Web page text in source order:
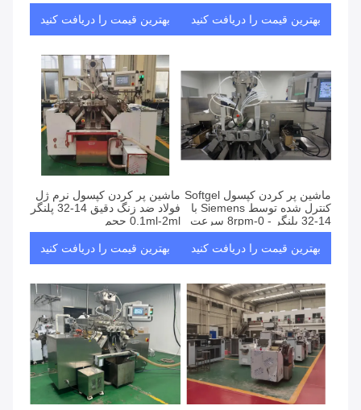
بهترین قیمت را دریافت کنید بهترین قیمت را دریافت کنید
ماشین پر کردن کپسول Softgel
کنترل شده توسط Siemens با
14-32 پلنگر - 0-8rpm سرعت
کار - 15 KW قدرت
بهترین قیمت را دریافت کنید
ماشین پر کردن کپسول نرم ژل
فولاد ضد زنگ دقیق 14-32 پلنگر
0.1ml-2ml حجم
بهترین قیمت را دریافت کنید